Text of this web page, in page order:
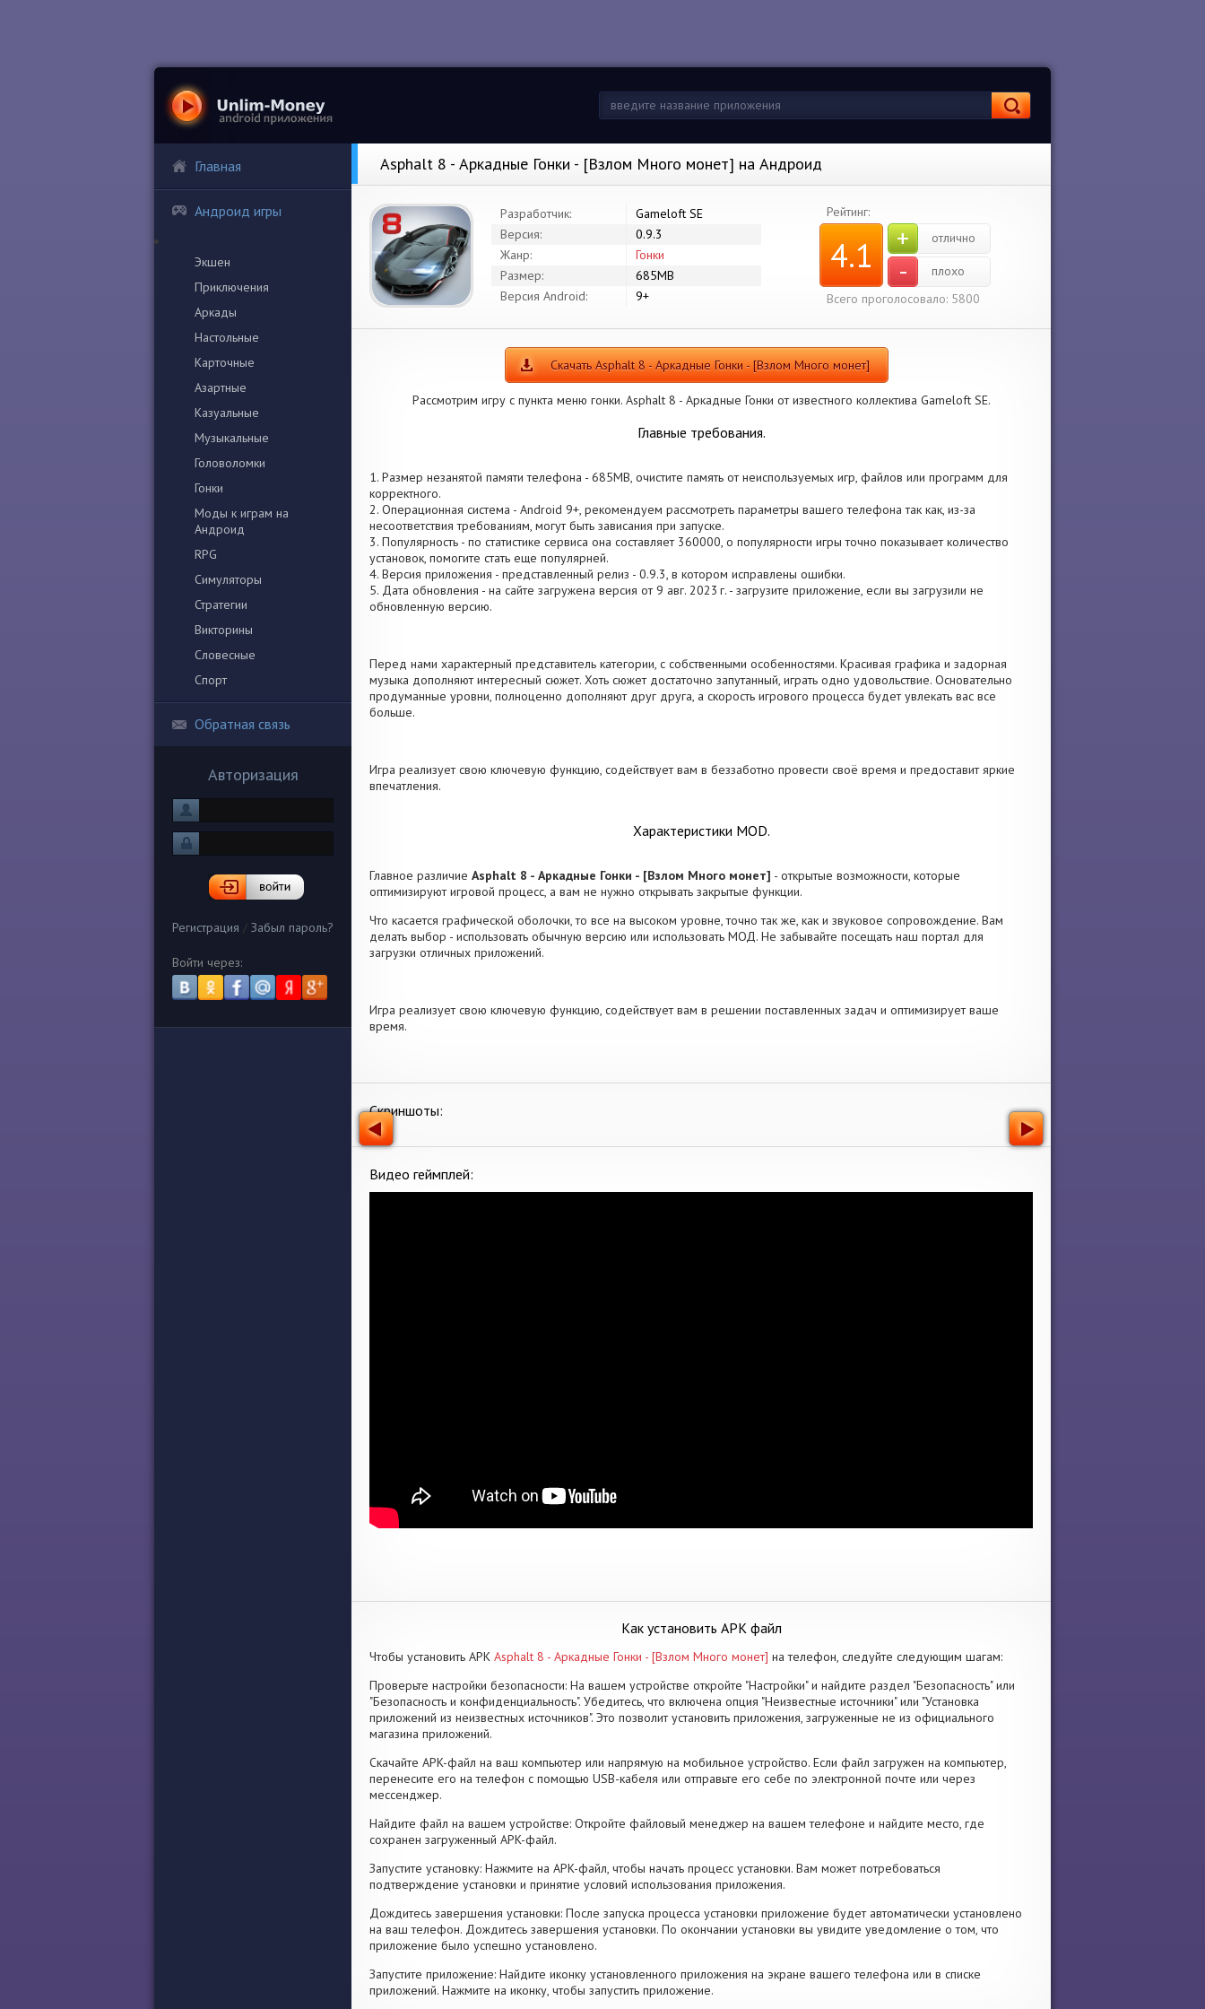
Главная
Андроид игры
Экшен
Приключения
Аркады
Настольные
Карточные
Азартные
Казуальные
Музыкальные
Головоломки
Гонки
Моды к играм на
Андроид
RPG
Симуляторы
Стратегии
Викторины
Словесные
Спорт
Обратная связь
Авторизация
Регистрация / Забыл пароль?
Войти через:
Asphalt 8 - Аркадные Гонки - [Взлом Много монет] на Андроид
Разработчик:
Gameloft SE
Версия:
0.9.3
Жанр:
Гонки
Размер:
685MB
Версия Android:
9+
Рейтинг:
4.1 + отлично
-
плохо
Всего проголосовало: 5800
Скачать Asphalt 8 - Аркадные Гонки - [Взлом Много монет]
Рассмотрим игру с пункта меню гонки. Asphalt 8 - Аркадные Гонки от известного коллектива Gameloft SE.
Главные требования.
1. Размер незанятой памяти телефона - 685MB, очистите память от неиспользуемых игр, файлов или программ для
корректного.
2. Операционная система - Android 9+, рекомендуем рассмотреть параметры вашего телефона так как, из-за
несоответствия требованиям, могут быть зависания при запуске.
3. Популярность - по статистике сервиса она составляет 360000, о популярности игры точно показывает количество
установок, помогите стать еще популярней.
4. Версия приложения - представленный релиз - 0.9.3, в котором исправлены ошибки.
5. Дата обновления - на сайте загружена версия от 9 авг. 2023 г. - загрузите приложение, если вы загрузили не
обновленную версию.
Перед нами характерный представитель категории, с собственными особенностями. Красивая графика и задорная
музыка дополняют интересный сюжет. Хоть сюжет достаточно запутанный, играть одно удовольствие. Основательно
продуманные уровни, полноценно дополняют друг друга, а скорость игрового процесса будет увлекать вас все
больше.
Игра реализует свою ключевую функцию, содействует вам в беззаботно провести своё время и предоставит яркие
впечатления.
Характеристики MOD.
Главное различие Asphalt 8 - Аркадные Гонки - [Взлом Много монет] - открытые возможности, которые
оптимизируют игровой процесс, а вам не нужно открывать закрытые функции.
Что касается графической оболочки, то все на высоком уровне, точно так же, как и звуковое сопровождение. Вам
делать выбор - использовать обычную версию или использовать МОД. Не забывайте посещать наш портал для
загрузки отличных приложений.
Игра реализует свою ключевую функцию, содействует вам в решении поставленных задач и оптимизирует ваше
время.
Скриншоты:
Видео геймплей:
Как установить APK файл
Чтобы установить APK Asphalt 8 - Аркадные Гонки - [Взлом Много монет] на телефон, следуйте следующим шагам:
Проверьте настройки безопасности: На вашем устройстве откройте "Настройки" и найдите раздел "Безопасность" или
"Безопасность и конфиденциальность". Убедитесь, что включена опция "Неизвестные источники" или "Установка
приложений из неизвестных источников". Это позволит установить приложения, загруженные не из официального
магазина приложений.
Скачайте APK-файл на ваш компьютер или напрямую на мобильное устройство. Если файл загружен на компьютер,
перенесите его на телефон с помощью USB-кабеля или отправьте его себе по электронной почте или через
мессенджер.
Найдите файл на вашем устройстве: Откройте файловый менеджер на вашем телефоне и найдите место, где
сохранен загруженный APK-файл.
Запустите установку: Нажмите на APK-файл, чтобы начать процесс установки. Вам может потребоваться
подтверждение установки и принятие условий использования приложения.
Дождитесь завершения установки: После запуска процесса установки приложение будет автоматически установлено
на ваш телефон. Дождитесь завершения установки. По окончании установки вы увидите уведомление о том, что
приложение было успешно установлено.
Запустите приложение: Найдите иконку установленного приложения на экране вашего телефона или в списке
приложений. Нажмите на иконку, чтобы запустить приложение.